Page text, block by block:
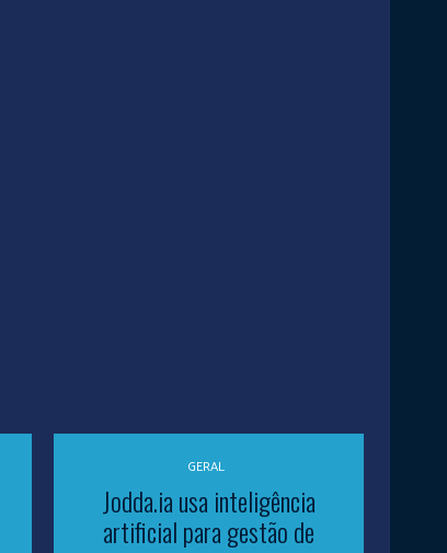
GERAL
Jodda.ia usa inteligência
artificial para gestão de